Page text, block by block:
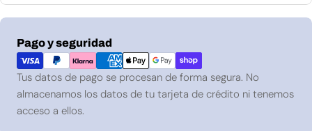
Pago y seguridad
Métodos
de
pago
Tus datos de pago se procesan de forma segura. No
almacenamos los datos de tu tarjeta de crédito ni tenemos
acceso a ellos.